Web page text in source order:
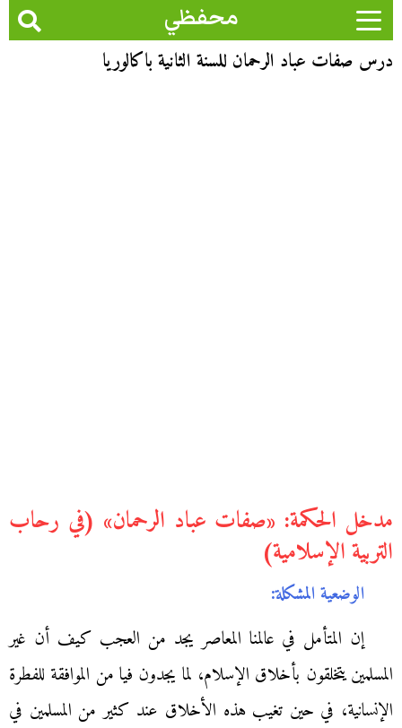
محفظي
درس صفات عباد الرحمان للسنة الثانية باكالوريا
مدخل الحكمة: «صفات عباد الرحمان» (في رحاب
التربية الإسلامية)
الوضعية المشكلة:
إن المتأمل في عالمنا المعاصر يجد من العجب كيف أن غير
المسلمين يتخلقون بأخلاق الإسلام، لما يجدون فيا من الموافقة للفطرة
الإنسانية، في حين تغيب هذه الأخلاق عند كثير من المسلمين في